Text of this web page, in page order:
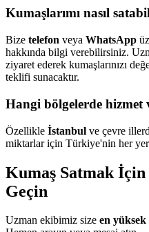
Kumaşlarımı nasıl
Bize telefon veya WhatsApp
hakkında bilgi verebilirsiniz.
ziyaret ederek kumaşlarınızı
teklifi sunacaktır.
Hangi bölgelerde hizmet
Özellikle İstanbul ve çevre
miktarlar için Türkiye'nin her
Kumaş Satmak
Geçin
Uzman ekibimiz size en